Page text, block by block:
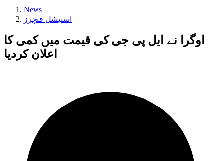
News
اسپیشل فیچرز
اوگرا نے ایل پی جی کی قیمت میں کمی کا
اعلان کردیا